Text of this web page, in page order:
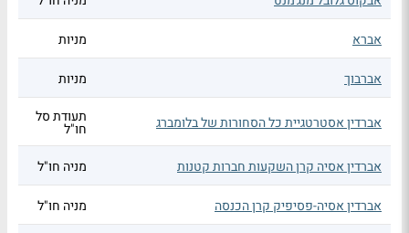
אברא מניות
אברבוך מניות
אברדין אסטרטגיית כל הסחורות של בלומברג תעודת סל
חו"ל
אברדין אסיה קרן השקעות חברות קטנות
מניה חו"ל
אברדין אסיה-פסיפיק קרן הכנסה מניה חו"ל